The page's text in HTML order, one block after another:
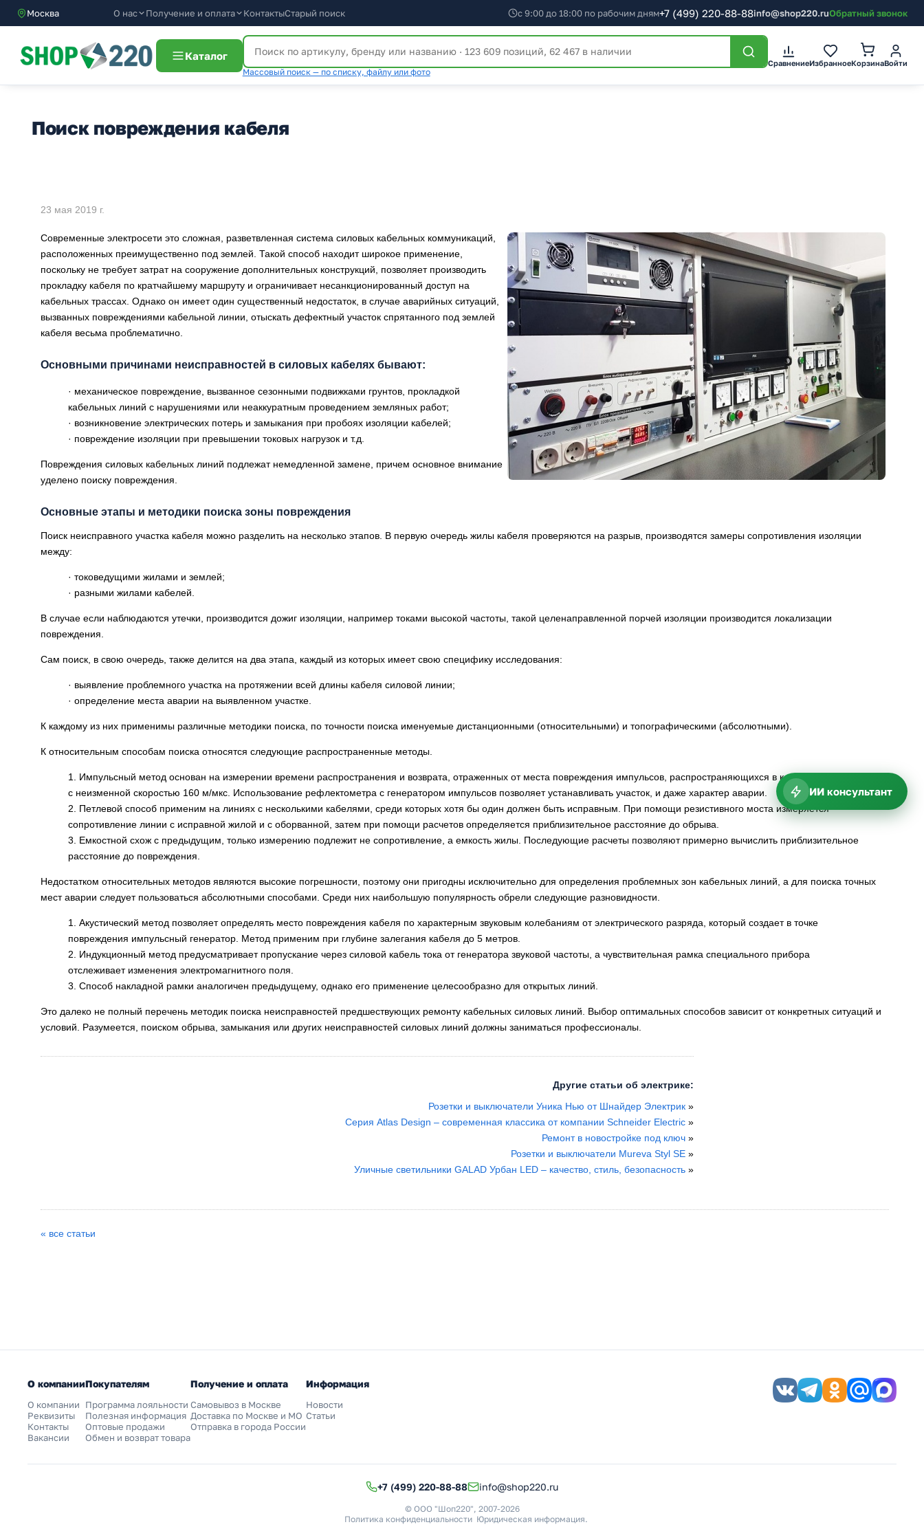
Москва О нас Получение и оплата КонтактыСтарый поиск с 9:00 до 18:00 по рабочим дням+7 (499) 220-88-88info@shop220.ruОбратный звонок
Каталог
Массовый поиск — по списку, файлу или фото
СравнениеИзбранноеКорзинаВойти
Поиск повреждения кабеля
23 мая 2019 г.
Современные электросети это сложная, разветвленная система силовых кабельных коммуникаций,
расположенных преимущественно под землей. Такой способ находит широкое применение,
поскольку не требует затрат на сооружение дополнительных конструкций, позволяет производить
прокладку кабеля по кратчайшему маршруту и ограничивает несанкционированный доступ на
кабельных трассах. Однако он имеет один существенный недостаток, в случае аварийных ситуаций,
вызванных повреждениями кабельной линии, отыскать дефектный участок спрятанного под землей
кабеля весьма проблематично.
Основными причинами неисправностей в силовых кабелях бывают:
· механическое повреждение, вызванное сезонными подвижками грунтов, прокладкой
кабельных линий с нарушениями или неаккуратным проведением земляных работ;
· возникновение электрических потерь и замыкания при пробоях изоляции кабелей;
· повреждение изоляции при превышении токовых нагрузок и т.д.
Повреждения силовых кабельных линий подлежат немедленной замене, причем основное внимание
уделено поиску повреждения.
Основные этапы и методики поиска зоны повреждения
Поиск неисправного участка кабеля можно разделить на несколько этапов. В первую очередь жилы кабеля проверяются на разрыв, производятся замеры сопротивления изоляции
между:
· токоведущими жилами и землей;
· разными жилами кабелей.
В случае если наблюдаются утечки, производится дожиг изоляции, например токами высокой частоты, такой целенаправленной порчей изоляции производится локализации
повреждения.
Сам поиск, в свою очередь, также делится на два этапа, каждый из которых имеет свою специфику исследования:
· выявление проблемного участка на протяжении всей длины кабеля силовой линии;
· определение места аварии на выявленном участке.
К каждому из них применимы различные методики поиска, по точности поиска именуемые дистанционными (относительными) и топографическими (абсолютными).
К относительным способам поиска относятся следующие распространенные методы.
1. Импульсный метод основан на измерении времени распространения и возврата, отраженных от места повреждения импульсов, распространяющихся в кабельной линии
с неизменной скоростью 160 м/мкс. Использование рефлектометра с генератором импульсов позволяет устанавливать участок, и даже характер аварии.
2. Петлевой способ применим на линиях с несколькими кабелями, среди которых хотя бы один должен быть исправным. При помощи резистивного моста измеряется
сопротивление линии с исправной жилой и с оборванной, затем при помощи расчетов определяется приблизительное расстояние до обрыва.
3. Емкостной схож с предыдущим, только измерению подлежит не сопротивление, а емкость жилы. Последующие расчеты позволяют примерно вычислить приблизительное
расстояние до повреждения.
Недостатком относительных методов являются высокие погрешности, поэтому они пригодны исключительно для определения проблемных зон кабельных линий, а для поиска точных
мест аварии следует пользоваться абсолютными способами. Среди них наибольшую популярность обрели следующие разновидности.
1. Акустический метод позволяет определять место повреждения кабеля по характерным звуковым колебаниям от электрического разряда, который создает в точке
повреждения импульсный генератор. Метод применим при глубине залегания кабеля до 5 метров.
2. Индукционный метод предусматривает пропускание через силовой кабель тока от генератора звуковой частоты, а чувствительная рамка специального прибора
отслеживает изменения электромагнитного поля.
3. Способ накладной рамки аналогичен предыдущему, однако его применение целесообразно для открытых линий.
Это далеко не полный перечень методик поиска неисправностей предшествующих ремонту кабельных силовых линий. Выбор оптимальных способов зависит от конкретных ситуаций и
условий. Разумеется, поиском обрыва, замыкания или других неисправностей силовых линий должны заниматься профессионалы.
Другие статьи об электрике:
Розетки и выключатели Уника Нью от Шнайдер Электрик »
Серия Atlas Design – современная классика от компании Schneider Electriс »
Ремонт в новостройке под ключ »
Розетки и выключатели Mureva Styl SE »
Уличные светильники GALAD Урбан LED – качество, стиль, безопасность »
« все статьи
О компании
О компании
Реквизиты
Контакты
Вакансии
Покупателям
Программа лояльности
Полезная информация
Оптовые продажи
Обмен и возврат товара
Получение и оплата
Самовывоз в Москве
Доставка по Москве и МО
Отправка в города России
Информация
Новости
Статьи
+7 (499) 220-88-88 info@shop220.ru
© ООО "Шоп220", 2007-2026
Политика конфиденциальности Юридическая информация.
ИИ консультант